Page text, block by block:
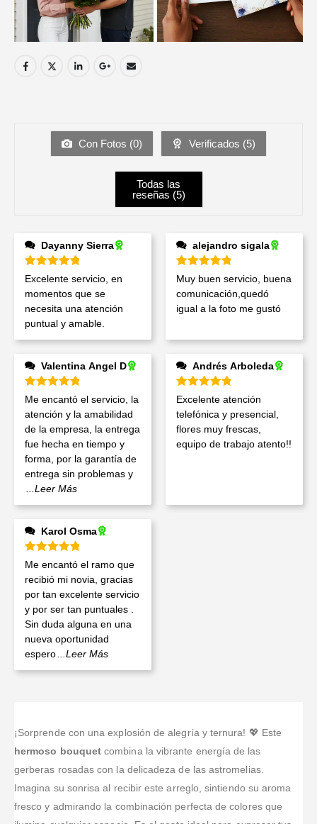
Con Fotos (0) Verificados (5)
Todas las
reseñas (5)
Dayanny Sierra
Valorado en 5de 5
Excelente servicio, en
momentos que se
necesita una atención
puntual y amable.
alejandro sigala
Valorado en 5de 5
Muy buen servicio, buena
comunicación,quedó
igual a la foto me gustó
Valentina Angel D
Valorado en5de 5
Me encantó el servicio, la
atención y la amabilidad
de la empresa, la entrega
fue hecha en tiempo y
forma, por la garantía de
entrega sin problemas y
...Leer Más
Andrés Arboleda
Valorado en5de 5
Excelente atención
telefónica y presencial,
flores muy frescas,
equipo de trabajo atento!!
Karol Osma
Valorado en5de 5
Me encantó el ramo que
recibió mi novia, gracias
por tan excelente servicio
y por ser tan puntuales .
Sin duda alguna en una
nueva oportunidad
espero
...Leer Más
¡Sorprende con una explosión de alegría y ternura! 💖 Este
hermoso bouquet combina la vibrante energía de las
gerberas rosadas con la delicadeza de las astromelias.
Imagina su sonrisa al recibir este arreglo, sintiendo su aroma
fresco y admirando la combinación perfecta de colores que